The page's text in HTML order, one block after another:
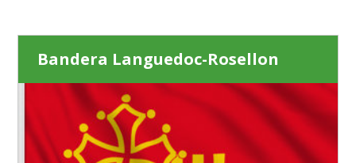
Bandera Languedoc-Rosellon